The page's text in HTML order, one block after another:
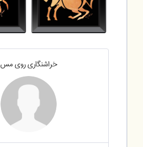
خراشنگاری روی مس